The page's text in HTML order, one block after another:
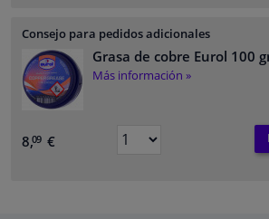
Consejo para pedidos adicionales
Grasa de cobre Eurol 100
Más información »
8,09 €